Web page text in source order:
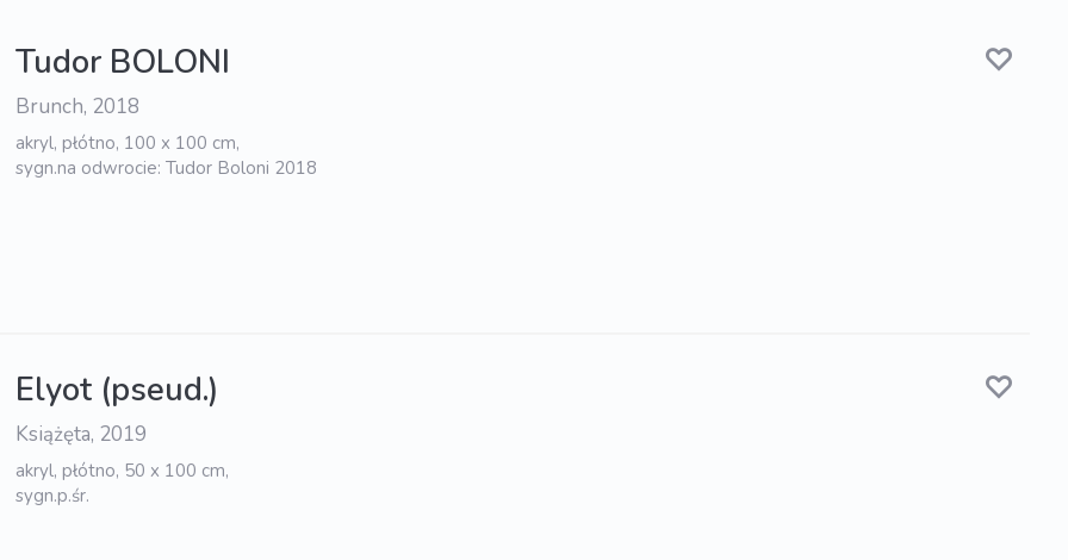
Tudor BOLONI
Brunch, 2018
akryl, płótno, 100 x 100 cm,
sygn.na odwrocie: Tudor Boloni 2018
Elyot (pseud.)
Książęta, 2019
akryl, płótno, 50 x 100 cm,
sygn.p.śr.